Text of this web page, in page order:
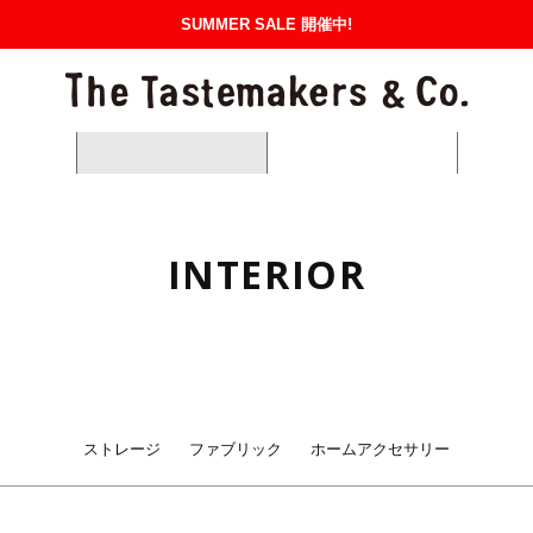
SUMMER SALE 開催中!
KITCHEN
CUSTOM SERVICE SPECIAL PRICE
miiThaaii
LAFABLIGHT corgi
INTERIOR
ストレージ ファブリック ホームアクセサリー